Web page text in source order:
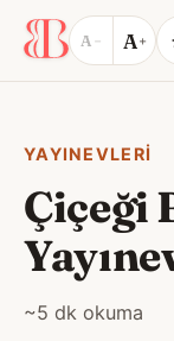
A − A+
YAYINEVLERI
Çiçeği
~5 dk okuma